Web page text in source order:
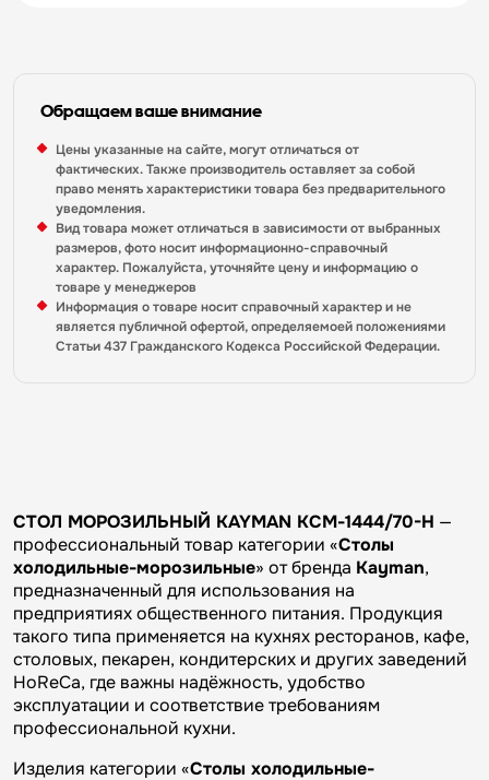
Обращаем ваше внимание
Цены указанные на сайте, могут отличаться от
фактических. Также производитель оставляет за собой
право менять характеристики товара без предварительного
уведомления.
Вид товара может отличаться в зависимости от выбранных
размеров, фото носит информационно-справочный
характер. Пожалуйста, уточняйте цену и информацию о
товаре у менеджеров
Информация о товаре носит справочный характер и не
является публичной офертой, определяемоей положениями
Статьи 437 Гражданского Кодекса Российской Федерации.
СТОЛ МОРОЗИЛЬНЫЙ KAYMAN КСМ-1444/70-Н —
профессиональный товар категории «Столы
холодильные-морозильные» от бренда Kayman,
предназначенный для использования на
предприятиях общественного питания. Продукция
такого типа применяется на кухнях ресторанов, кафе,
столовых, пекарен, кондитерских и других заведений
HoReCa, где важны надёжность, удобство
эксплуатации и соответствие требованиям
профессиональной кухни.
Изделия категории «Столы холодильные-